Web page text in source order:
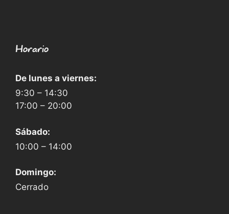
Horario
De lunes a viernes:
9:30 – 14:30
17:00 – 20:00
Sábado:
10:00 – 14:00
Domingo:
Cerrado